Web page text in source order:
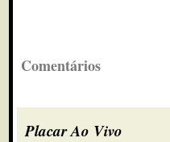
Comentários
Placar Ao Vivo